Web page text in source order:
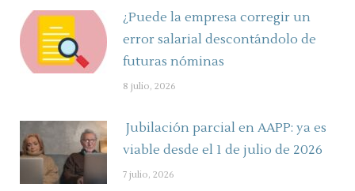
¿Puede la empresa corregir un
error salarial descontándolo de
futuras nóminas
8 julio, 2026
Jubilación parcial en AAPP: ya es
viable desde el 1 de julio de 2026
7 julio, 2026